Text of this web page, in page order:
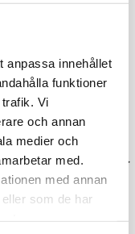
anpassa innehållet
funktioner
Vi
och annan
medier och
med.
med annan
som de har
Tanja Heikkilä på
konstnär Tanja Heikkilä.
att köpa en kopp god